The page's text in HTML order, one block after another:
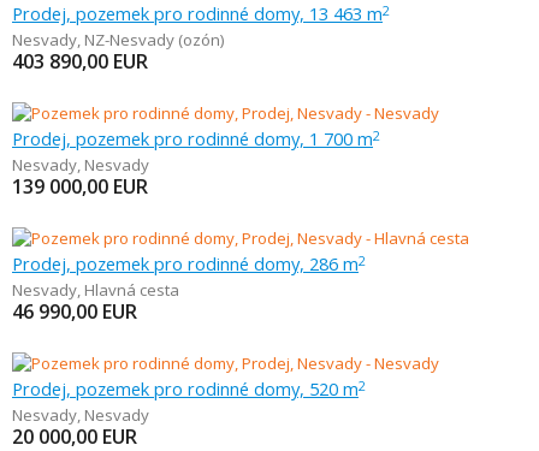
Prodej, pozemek pro rodinné domy, 13 463 m2
Nesvady, NZ-Nesvady (ozón)
403 890,00 EUR
Prodej, pozemek pro rodinné domy, 1 700 m2
Nesvady, Nesvady
139 000,00 EUR
Prodej, pozemek pro rodinné domy, 286 m2
Nesvady, Hlavná cesta
46 990,00 EUR
Prodej, pozemek pro rodinné domy, 520 m2
Nesvady, Nesvady
20 000,00 EUR